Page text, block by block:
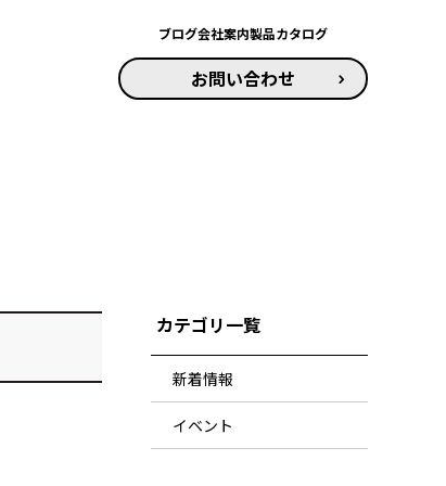
ブログ会社案内製品カタログ
お問い合わせ
カテゴリ一覧
新着情報
イベント